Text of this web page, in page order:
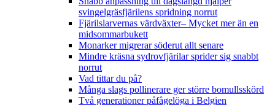
svingelgräsfjärilens spridning norrut
Fjärilslarvernas värdväxter– Mycket mer än en
midsommarbukett
Monarker migrerar söderut allt senare
Mindre kräsna sydrovfjärilar sprider sig snabbt
norrut
Vad tittar du på?
Många slags pollinerare ger större bomullsskörd
Två generationer påfågelöga i Belgien